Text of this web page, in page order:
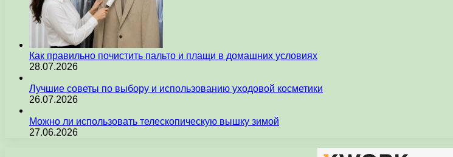
Как правильно почистить пальто и плащи в домашних условиях
28.07.2026
Лучшие советы по выбору и использованию уходовой косметики
26.07.2026
Можно ли использовать телескопическую вышку зимой
27.06.2026